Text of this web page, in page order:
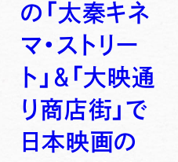
の「太秦キネ
マ・ストリー
ト」＆「大映通
り商店街」で
日本映画の